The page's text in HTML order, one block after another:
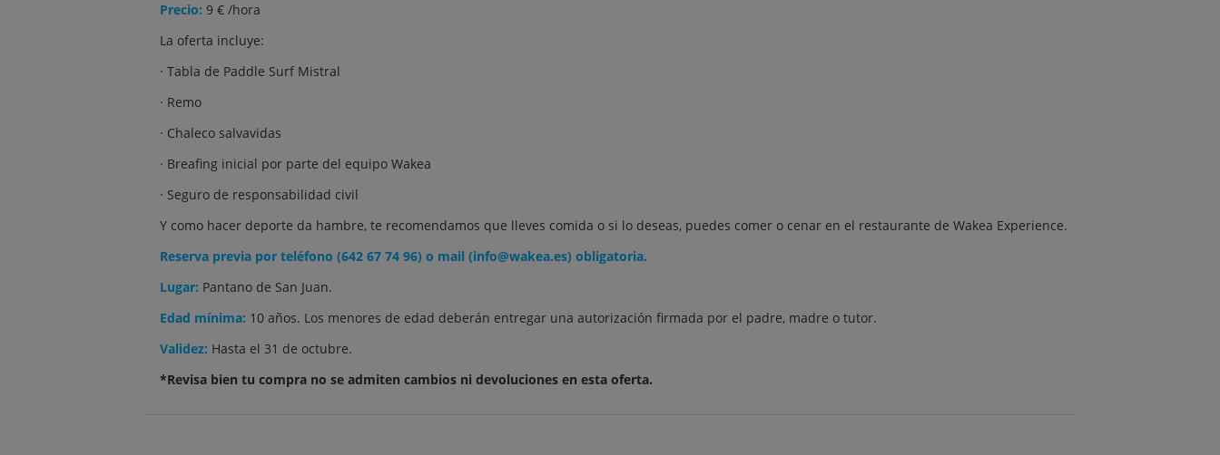
Precio: 9 € /hora
La oferta incluye:
· Tabla de Paddle Surf Mistral
· Remo
· Chaleco salvavidas
· Breafing inicial por parte del equipo Wakea
· Seguro de responsabilidad civil
Y como hacer deporte da hambre, te recomendamos que lleves comida o si lo deseas, puedes comer o cenar en el restaurante de Wakea Experience.
Reserva previa por teléfono (642 67 74 96) o mail (info@wakea.es) obligatoria.
Lugar: Pantano de San Juan.
Edad mínima: 10 años. Los menores de edad deberán entregar una autorización firmada por el padre, madre o tutor.
Validez: Hasta el 31 de octubre.
*Revisa bien tu compra no se admiten cambios ni devoluciones en esta oferta.